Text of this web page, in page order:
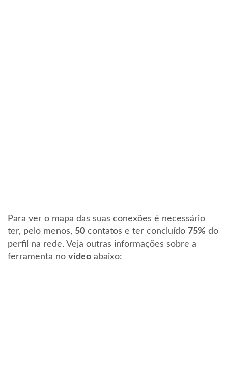
Para ver o mapa das suas conexões é necessário
ter, pelo menos, 50 contatos e ter concluído 75% do
perfil na rede. Veja outras informações sobre a
ferramenta no vídeo abaixo: